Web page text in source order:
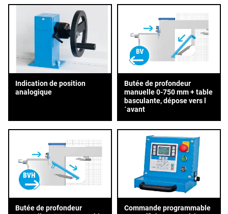
Indication de position
analogique
Butée de profondeur
manuelle 0-750 mm + table
basculante, dépose vers l
´avant
Butée de profondeur
Commande programmable